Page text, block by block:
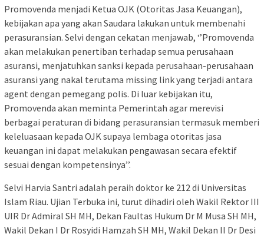
Promovenda menjadi Ketua OJK (Otoritas Jasa Keuangan),
kebijakan apa yang akan Saudara lakukan untuk membenahi
perasuransian. Selvi dengan cekatan menjawab, ‘’Promovenda
akan melakukan penertiban terhadap semua perusahaan
asuransi, menjatuhkan sanksi kepada perusahaan-perusahaan
asuransi yang nakal terutama missing link yang terjadi antara
agent dengan pemegang polis. Di luar kebijakan itu,
Promovenda akan meminta Pemerintah agar merevisi
berbagai peraturan di bidang perasuransian termasuk memberi
keleluasaan kepada OJK supaya lembaga otoritas jasa
keuangan ini dapat melakukan pengawasan secara efektif
sesuai dengan kompetensinya’’.
Selvi Harvia Santri adalah peraih doktor ke 212 di Universitas
Islam Riau. Ujian Terbuka ini, turut dihadiri oleh Wakil Rektor III
UIR Dr Admiral SH MH, Dekan Faultas Hukum Dr M Musa SH MH,
Wakil Dekan I Dr Rosyidi Hamzah SH MH, Wakil Dekan II Dr Desi